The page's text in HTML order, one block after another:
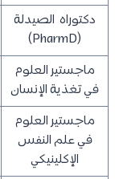
دكتوراه الصيدلة
(PharmD)
ماجستير العلوم
في تغذية الإنسان
ماجستير العلوم
في علم النفس
الإكلينيكي